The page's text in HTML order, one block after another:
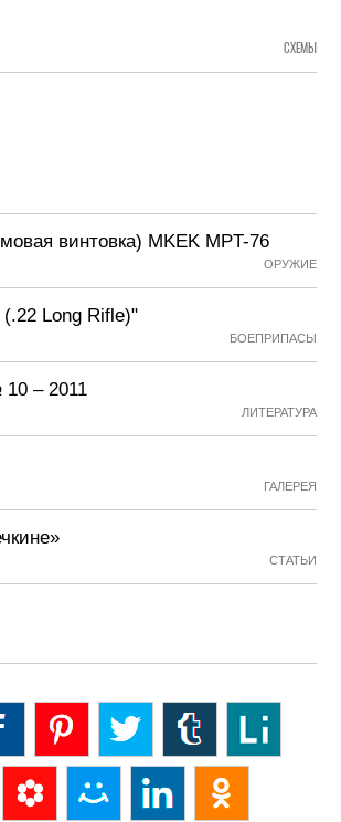
СХЕМЫ
винтовка) MKEK MPT-76
ОРУЖИЕ
Long Rifle)"
БОЕПРИПАСЫ
– 2011
ЛИТЕРАТУРА
ГАЛЕРЕЯ
СТАТЬИ